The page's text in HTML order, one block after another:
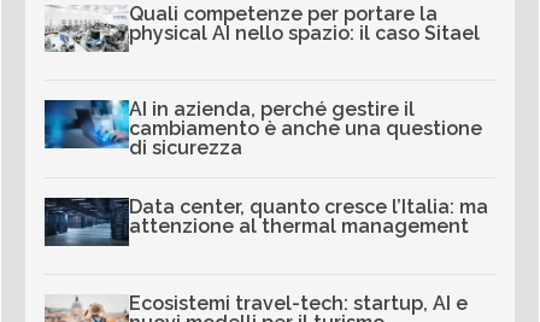
Quali competenze per portare la
physical AI nello spazio: il caso Sitael
AI in azienda, perché gestire il
cambiamento è anche una questione
di sicurezza
Data center, quanto cresce l’Italia: ma
attenzione al thermal management
Ecosistemi travel-tech: startup, AI e